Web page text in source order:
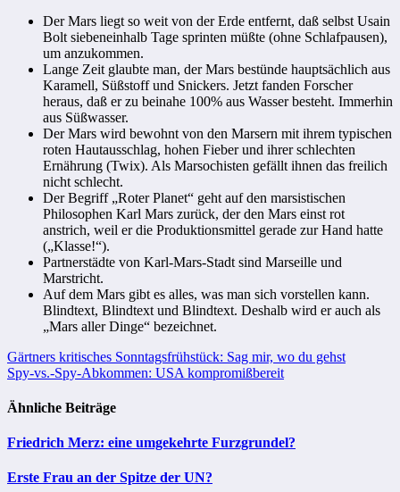
Der Mars liegt so weit von der Erde entfernt, daß selbst Usain
Bolt siebeneinhalb Tage sprinten müßte (ohne Schlafpausen),
um anzukommen.
Lange Zeit glaubte man, der Mars bestünde hauptsächlich aus
Karamell, Süßstoff und Snickers. Jetzt fanden Forscher
heraus, daß er zu beinahe 100% aus Wasser besteht. Immerhin
aus Süßwasser.
Der Mars wird bewohnt von den Marsern mit ihrem typischen
roten Hautausschlag, hohen Fieber und ihrer schlechten
Ernährung (Twix). Als Marsochisten gefällt ihnen das freilich
nicht schlecht.
Der Begriff „Roter Planet“ geht auf den marsistischen
Philosophen Karl Mars zurück, der den Mars einst rot
anstrich, weil er die Produktionsmittel gerade zur Hand hatte
(„Klasse!“).
Partnerstädte von Karl-Mars-Stadt sind Marseille und
Marstricht.
Auf dem Mars gibt es alles, was man sich vorstellen kann.
Blindtext, Blindtext und Blindtext. Deshalb wird er auch als
„Mars aller Dinge“ bezeichnet.
Beitragsnavigation
Gärtners kritisches Sonntagsfrühstück: Sag mir, wo du gehst
Spy-vs.-Spy-Abkommen: USA kompromißbereit
Ähnliche Beiträge
Friedrich Merz: eine umgekehrte Furzgrundel?
Erste Frau an der Spitze der UN?